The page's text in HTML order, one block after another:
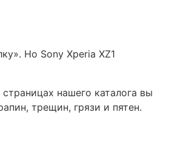
Но Sony Xperia XZ1
нашего каталога вы
трещин, грязи и пятен.